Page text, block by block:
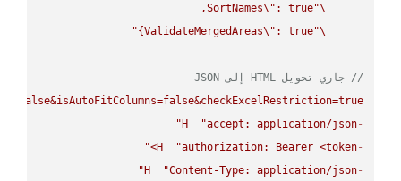
\"
SortNames\"
\"
ValidateMergedAreas\" : true}"
// جاري تحويل HTML إلى JSON
-
H
"accept: application/json"
-
H
"authorization: Bearer <token>"
-
H
"Content-Type: application/json"